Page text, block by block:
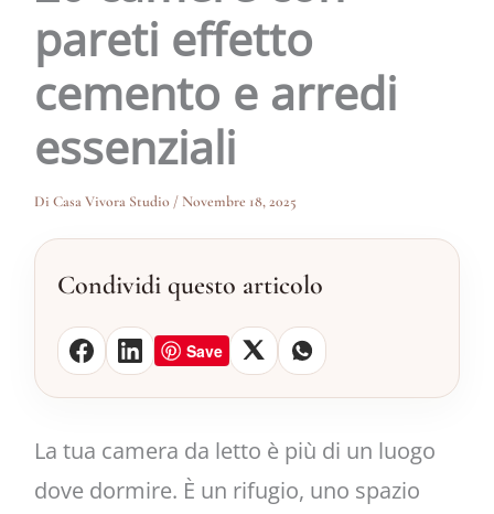
pareti effetto
cemento e arredi
essenziali
Di Casa Vivora Studio/Novembre 18, 2025
Condividi questo articolo
Save
La tua camera da letto è più di un luogo
dove dormire. È un rifugio, uno spazio